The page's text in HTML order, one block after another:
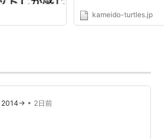
kameido-turtles.jp
2014→ • 2日前